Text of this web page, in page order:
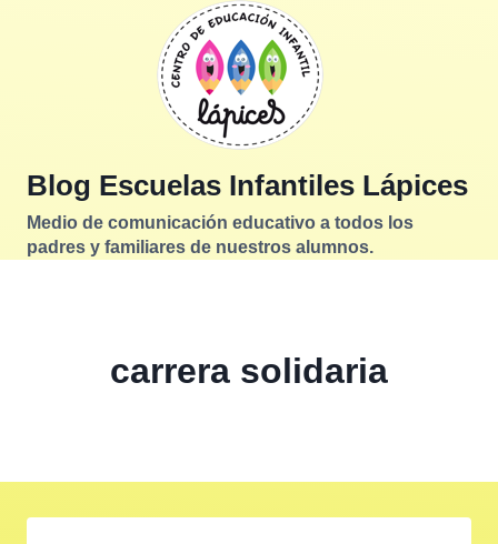
Blog Escuelas Infantiles Lápices
Medio de comunicación educativo a todos los
padres y familiares de nuestros alumnos.
carrera solidaria